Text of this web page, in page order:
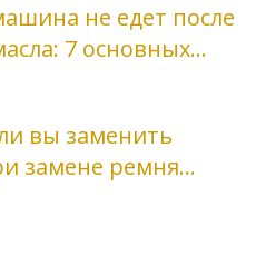
не едет после
7 основных
это исправить
вы заменить
замене ремня